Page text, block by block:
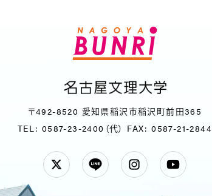
〒492-8520 愛知県稲沢市稲沢町前田365
TEL: 0587-23-2400（代） FAX: 0587-21-2844